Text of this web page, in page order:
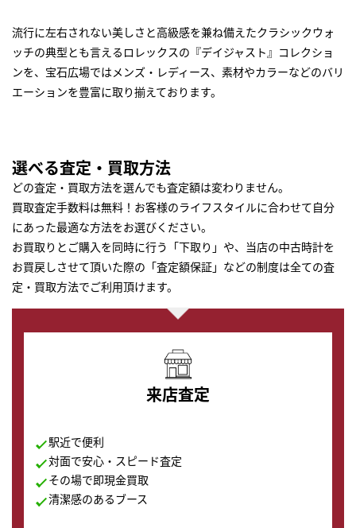
流行に左右されない美しさと高級感を兼ね備えたクラシックウォ
ッチの典型とも言えるロレックスの『デイジャスト』コレクショ
ンを、宝石広場ではメンズ・レディース、素材やカラーなどのバリ
エーションを豊富に取り揃えております。
選べる査定・買取方法
どの査定・買取方法を選んでも査定額は変わりません。
買取査定手数料は無料！お客様のライフスタイルに合わせて自分
にあった最適な方法をお選びください。
お買取りとご購入を同時に行う「下取り」や、当店の中古時計を
お買戻しさせて頂いた際の「査定額保証」などの制度は全ての査
定・買取方法でご利用頂けます。
来店査定
駅近で便利
対面で安心・スピード査定
その場で即現金買取
清潔感のあるブース